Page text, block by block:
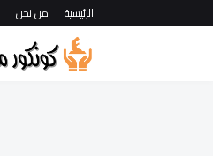
الرئيسية من نحن